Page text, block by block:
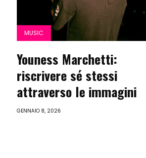
MUSIC
Youness Marchetti:
riscrivere sé stessi
attraverso le immagini
GENNAIO 8, 2026